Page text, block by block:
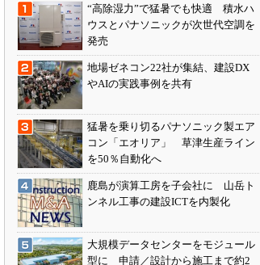
“高除湿力”で猛暑でも快適 積水ハ
ウスとパナソニックが次世代空調を
発売
地場ゼネコン22社が集結、建設DX
やAIの実践事例を共有
猛暑を乗り切るパナソニック製エア
コン「エオリア」 草津生産ライン
を50％自動化へ
鹿島が演算工房を子会社に 山岳ト
ンネル工事の建設ICTを内製化
大規模データセンターをモジュール
型に 申請／設計から施工まで約2